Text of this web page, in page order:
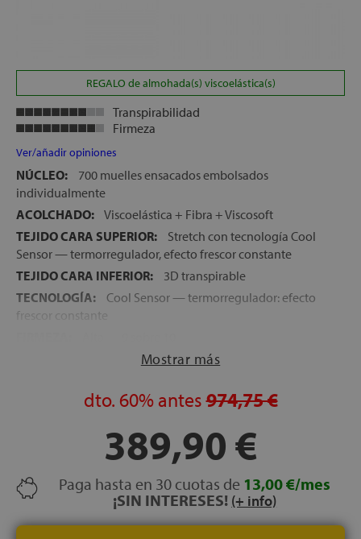
REGALO de almohada(s) viscoelástica(s)
Transpirabilidad
Firmeza
Ver/añadir opiniones
NÚCLEO:
700 muelles ensacados embolsados
individualmente
ACOLCHADO: Viscoelástica + Fibra + Viscosoft
TEJIDO CARA SUPERIOR:
Stretch con tecnología Cool
Sensor — termorregulador, efecto frescor constante
TEJIDO CARA INFERIOR:
3D transpirable
TECNOLOGÍA:
Cool Sensor — termorregulador: efecto
frescor constante
4 asas laterales
ensacados embolsados individualmente
NOCHES DE PRUEBA:
120 noches
GARANTÍA: 5 años
Mostrar más
dto. 60% antes974,75 €
389,90 €
Paga hasta en 30 cuotas de 13,00 €/mes
¡SIN INTERESES! (+ info)